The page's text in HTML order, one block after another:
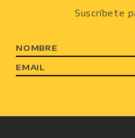
Suscríbete
NOMBRE
EMAIL